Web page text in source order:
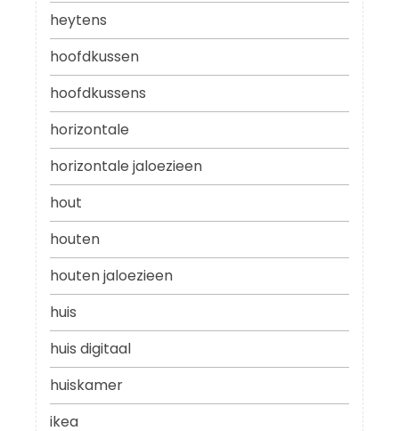
heytens
hoofdkussen
hoofdkussens
horizontale
horizontale jaloezieen
hout
houten
houten jaloezieen
huis
huis digitaal
huiskamer
ikea